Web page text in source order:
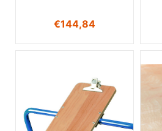
€144,84